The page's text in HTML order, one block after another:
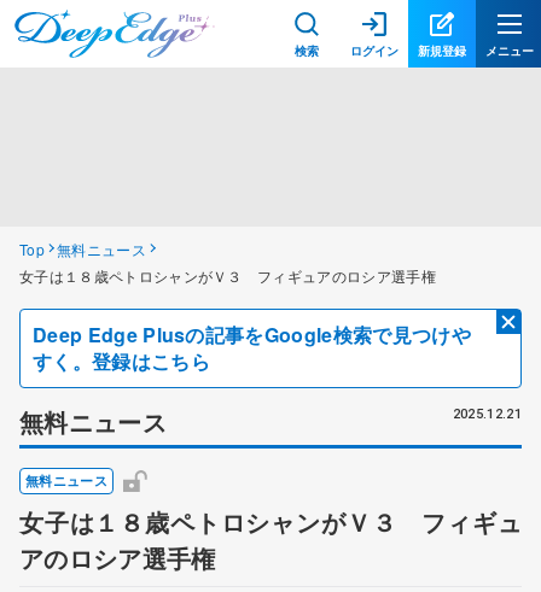
検索 ログイン 新規登録 メニュー
Top 無料ニュース
女子は１８歳ペトロシャンがＶ３ フィギュアのロシア選手権
Deep Edge Plusの記事をGoogle検索で見つけや
すく。登録はこちら
無料ニュース 2025.12.21
無料ニュース
女子は１８歳ペトロシャンがＶ３ フィギュ
アのロシア選手権